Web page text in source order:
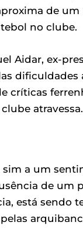
de um
no clube.
Aidar, ex-
dificuldades
críticas
atravessa.
a um
de um
está sendo